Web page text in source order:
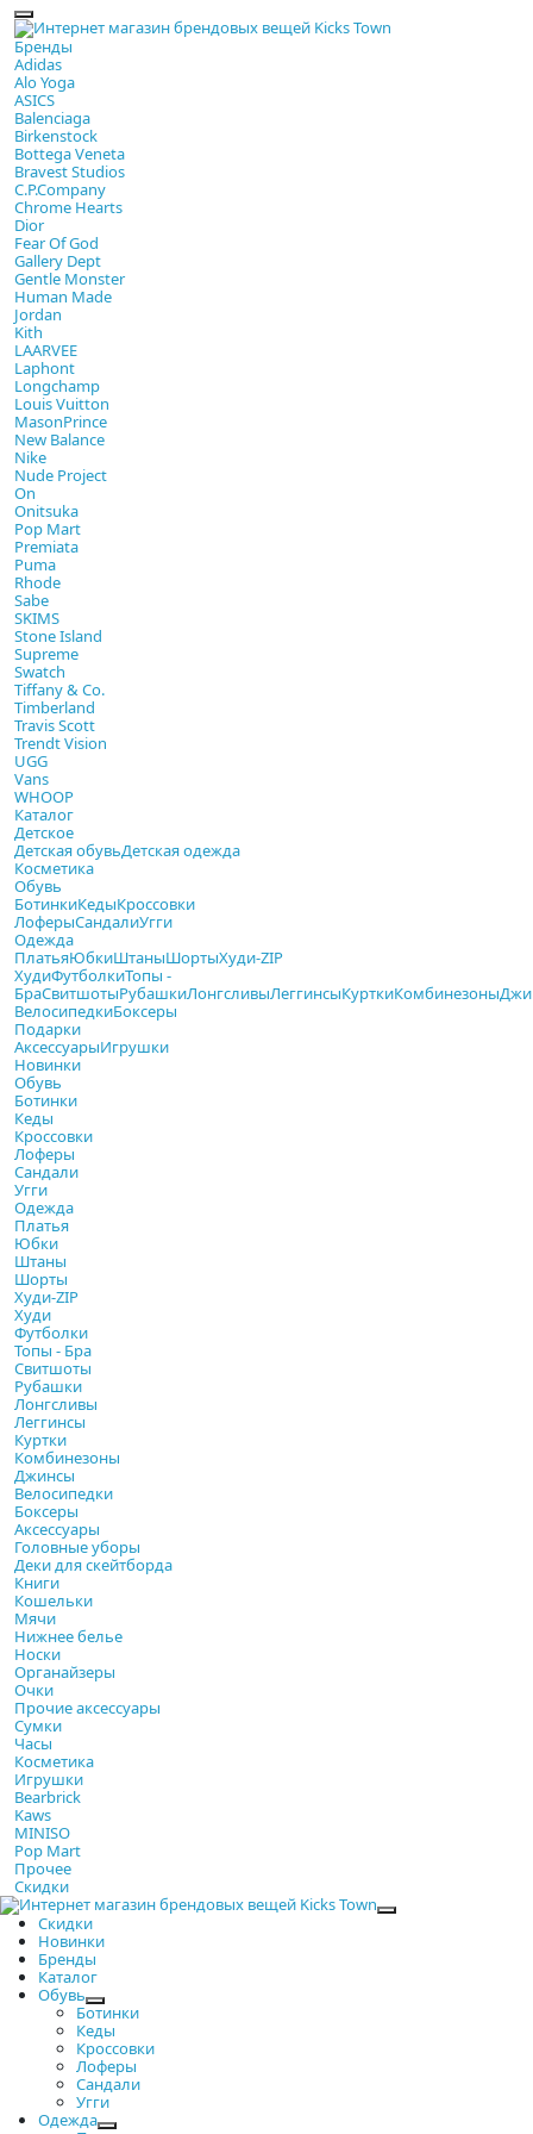
Бренды
Adidas
Alo Yoga
ASICS
Balenciaga
Birkenstock
Bottega Veneta
Bravest Studios
C.P.Company
Chrome Hearts
Dior
Fear Of God
Gallery Dept
Gentle Monster
Human Made
Jordan
Kith
LAARVEE
Laphont
Longchamp
Louis Vuitton
MasonPrince
New Balance
Nike
Nude Project
On
Onitsuka
Pop Mart
Premiata
Puma
Rhode
Sabe
SKIMS
Stone Island
Supreme
Swatch
Tiffany & Co.
Timberland
Travis Scott
Trendt Vision
UGG
Vans
WHOOP
Каталог
Детское
Детская обувьДетская одежда
Косметика
Обувь
БотинкиКедыКроссовки
ЛоферыСандалиУгги
Одежда
ПлатьяЮбкиШтаныШортыХуди-ZIP
ХудиФутболкиТопы -
БраСвитшотыРубашкиЛонгсливыЛеггинсыКурткиКомбинезоны
ВелосипедкиБоксеры
Подарки
АксессуарыИгрушки
Новинки
Обувь
Ботинки
Кеды
Кроссовки
Лоферы
Сандали
Угги
Одежда
Платья
Юбки
Штаны
Шорты
Худи-ZIP
Худи
Футболки
Топы - Бра
Свитшоты
Рубашки
Лонгсливы
Леггинсы
Куртки
Комбинезоны
Джинсы
Велосипедки
Боксеры
Аксессуары
Головные уборы
Деки для скейтборда
Книги
Кошельки
Мячи
Нижнее белье
Носки
Органайзеры
Очки
Прочие аксессуары
Сумки
Часы
Косметика
Игрушки
Bearbrick
Kaws
MINISO
Pop Mart
Прочее
Скидки
Закрыть
Скидки
Новинки
Бренды
Каталог
Обувь
Ботинки
Кеды
Кроссовки
Лоферы
Сандали
Угги
Одежда